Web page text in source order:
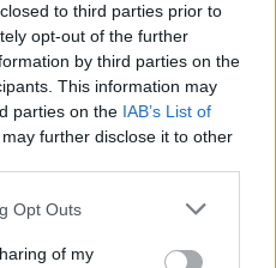
to third parties prior to
opt-out of the further
by third parties on the
This information may
parties on the IAB’s List of
further disclose it to other
Opt Outs
of my
ma volare alto